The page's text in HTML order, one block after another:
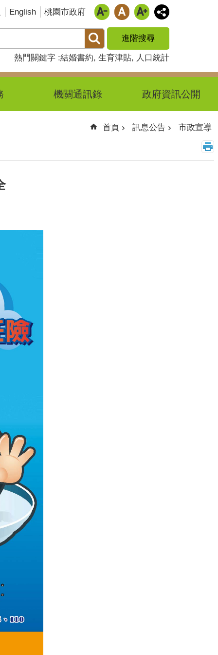
English 桃園市政府
進階搜尋
熱門關鍵字 結婚書約 生育津貼 人口統計
機關通訊錄 政府資訊公開
首頁 訊息公告 市政宣導